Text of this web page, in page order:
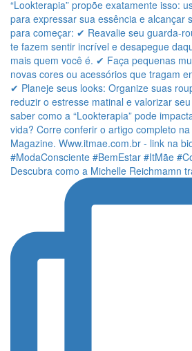
Descubra como a Michelle Reichmamn